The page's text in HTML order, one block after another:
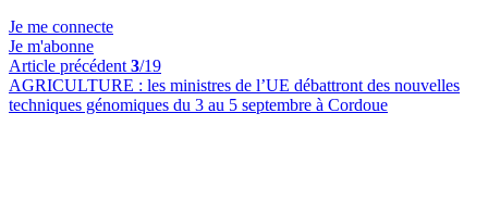
Je me connecte
Je m'abonne
Article précédent 3/19
AGRICULTURE : les ministres de l’UE débattront des nouvelles
techniques génomiques du 3 au 5 septembre à Cordoue